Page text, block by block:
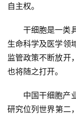
自主权。
干细胞是一类
生命科学及医学领
监管政策不断放开
也将随之打开。
中国干细胞产
研究位列世界第二